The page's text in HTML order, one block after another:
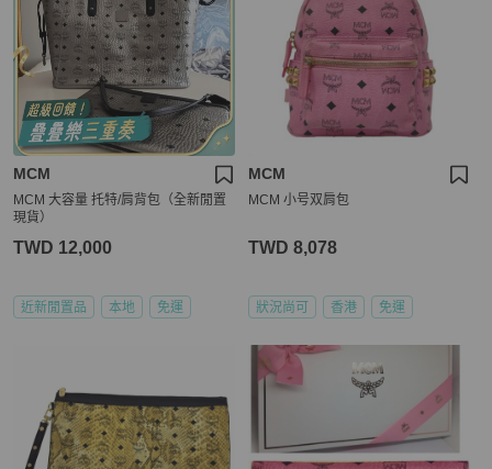
MCM
MCM 大容量 托特/肩背包（全新閒置
現貨）
TWD 12,000
近新閒置品 本地 免運
MCM
MCM 小号双肩包
TWD 8,078
狀況尚可 香港 免運